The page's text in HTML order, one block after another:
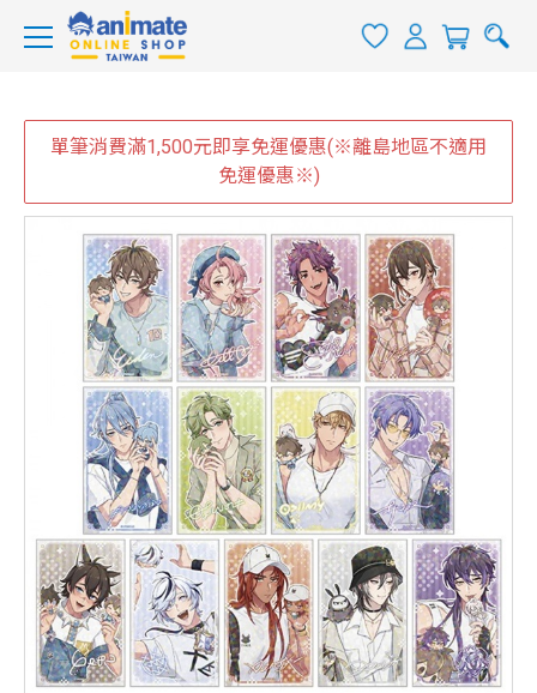
單筆消費滿1,500元即享免運優惠(※離島地區不適用
免運優惠※)